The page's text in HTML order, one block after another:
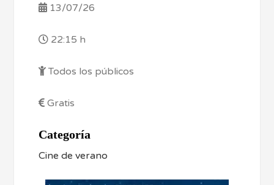
13/07/26
22:15 h
Todos los públicos
Gratis
Categoría
Cine de verano